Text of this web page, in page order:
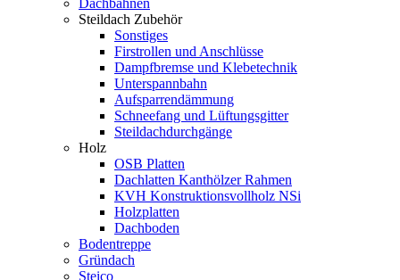
Dachbahnen
Steildach Zubehör
Sonstiges
Firstrollen und Anschlüsse
Dampfbremse und Klebetechnik
Unterspannbahn
Aufsparrendämmung
Schneefang und Lüftungsgitter
Steildachdurchgänge
Holz
OSB Platten
Dachlatten Kanthölzer Rahmen
KVH Konstruktionsvollholz NSi
Holzplatten
Dachboden
Bodentreppe
Gründach
Steico